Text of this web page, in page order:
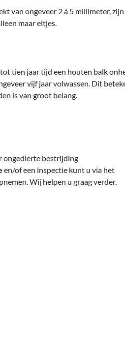
van ongeveer 2 á 5 millimeter,
maar eitjes.
tien jaar tijd een houten balk
vijf jaar volwassen. Dit
is van groot belang.
ongedierte bestrijding
en/of een inspectie kunt u via het
Wij helpen u graag verder.